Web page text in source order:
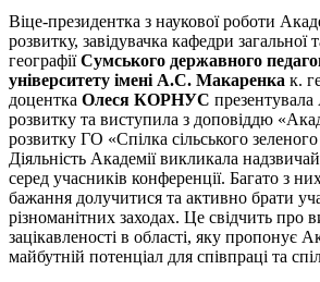
Віце-президентка з наукової роботи
розвитку, завідувачка кафедри загальної
географіїСумського державного
університету імені А.С. Макаренка к.
доцентка Олеся КОРНУС презентувала
розвитку та виступила з доповіддю
розвитку ГО «Спілка сільського
Діяльність Академії викликала
серед учасників конференції. Багато з
бажання долучитися та активно брати
різноманітних заходах. Це свідчить про
зацікавленості в області, яку пропонує
майбутній потенціал для співпраці та